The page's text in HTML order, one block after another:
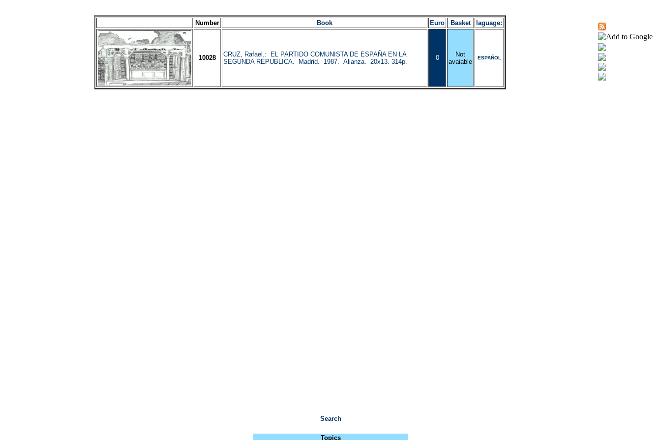
Number Book Euro Basket laguage:
10028
CRUZ, Rafael.: EL PARTIDO COMUNISTA DE ESPAÑA EN LA
SEGUNDA REPUBLICA. Madrid. 1987. Alianza. 20x13. 314p.
0
Not
avaiable
ESPAÑOL
Search
Topics